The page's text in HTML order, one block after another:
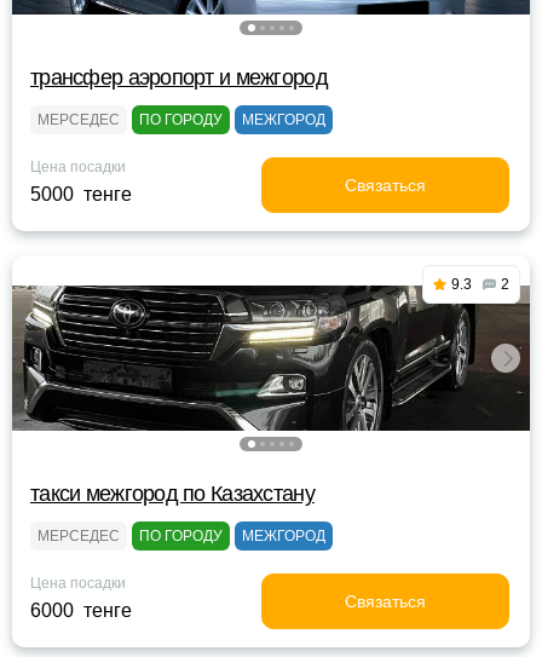
трансфер аэропорт и межгород
МЕРСЕДЕС ПО ГОРОДУ МЕЖГОРОД
Цена посадки
5000 тенге Связаться
9.3 2
такси межгород по Казахстану
МЕРСЕДЕС ПО ГОРОДУ МЕЖГОРОД
Цена посадки
6000 тенге Связаться